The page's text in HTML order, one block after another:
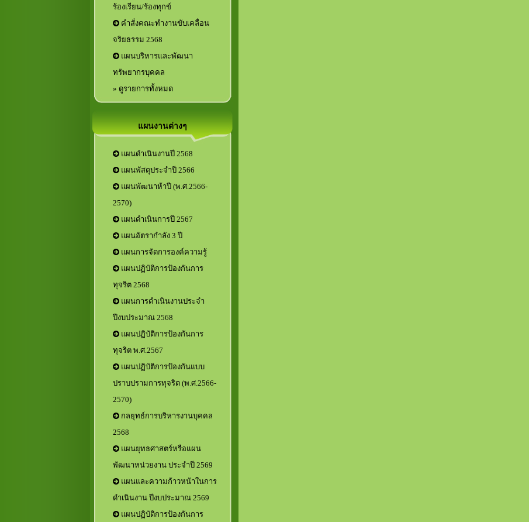
ร้องเรียน/ร้องทุกข์
คำสั่งคณะทำงานขับเคลื่อน
จริยธรรม 2568
แผนบริหารและพัฒนา
ทรัพยากรบุคคล
» ดูรายการทั้งหมด
แผนงานต่างๆ
แผนดำเนินงานปี 2568
แผนพัสดุประจำปี 2566
แผนพัฒนาห้าปี (พ.ศ.2566-
2570)
แผนดำเนินการปี 2567
แผนอัตรากำลัง 3 ปี
แผนการจัดการองค์ความรู้
แผนปฏิบัติการป้องกันการ
ทุจริต 2568
แผนการดำเนินงานประจำ
ปีงบประมาณ 2568
แผนปฏิบัติการป้องกันการ
ทุจริต พ.ศ.2567
แผนปฏิบัติการป้องกันแบบ
ปราบปรามการทุจริต (พ.ศ.2566-
2570)
กลยุทธ์การบริหารงานบุคคล
2568
แผนยุทธศาสตร์หรือแผน
พัฒนาหน่วยงาน ประจำปี 2569
แผนและความก้าวหน้าในการ
ดำเนินงาน ปีงบประมาณ 2569
แผนปฏิบัติการป้องกันการ